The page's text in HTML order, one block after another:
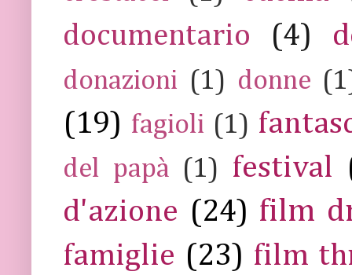
documentario
(4)
donazioni (1) donne
(19) fagioli (1)
del papà (1) festival
d'azione (24) film
famiglie (23) film